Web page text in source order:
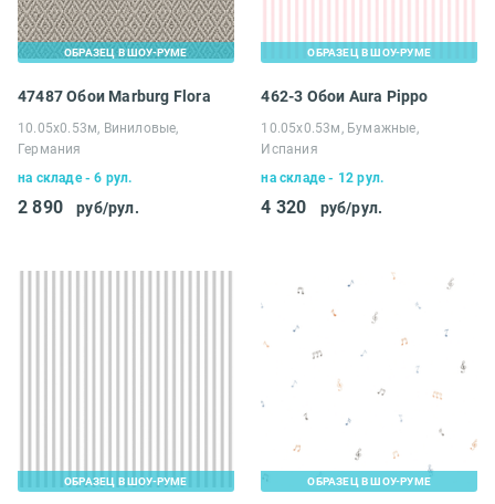
ОБРАЗЕЦ В ШОУ-РУМЕ
47487 Обои Marburg Flora
10.05х0.53м, Виниловые,
Германия
на складе - 6 рул.
2 890 руб/рул.
ОБРАЗЕЦ В ШОУ-РУМЕ
462-3 Обои Aura Pippo
10.05х0.53м, Бумажные,
Испания
на складе - 12 рул.
4 320 руб/рул.
ОБРАЗЕЦ В ШОУ-РУМЕ ОБРАЗЕЦ В ШОУ-РУМЕ